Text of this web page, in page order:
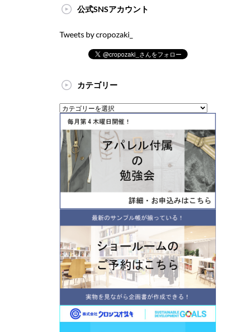
公式SNSアカウント
Tweets by cropozaki_
カテゴリー